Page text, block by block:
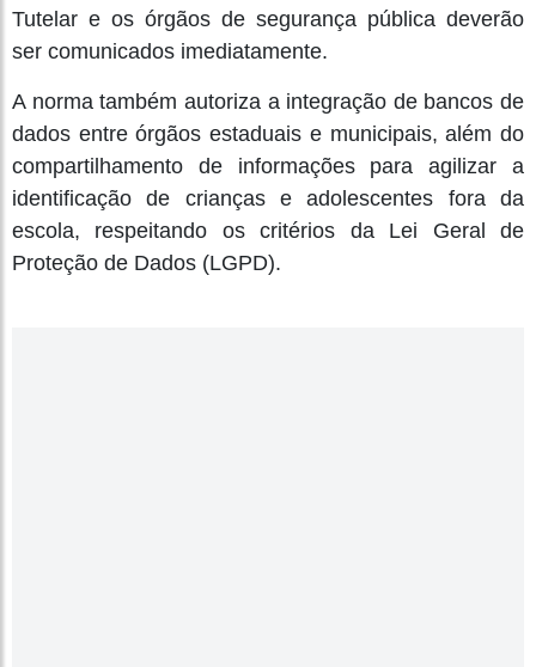
Tutelar e os órgãos de segurança pública deverão
ser comunicados imediatamente.
A norma também autoriza a integração de bancos de
dados entre órgãos estaduais e municipais, além do
compartilhamento de informações para agilizar a
identificação de crianças e adolescentes fora da
escola, respeitando os critérios da Lei Geral de
Proteção de Dados (LGPD).